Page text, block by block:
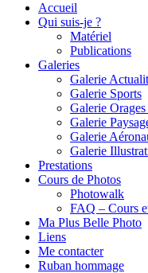
Accueil
Qui suis-je ?
Matériel
Publications
Galeries
Galerie
Galerie Sports
Galerie
Galerie
Galerie
Galerie
Prestations
Cours de Photos
Photowalk
FAQ – Cours
Ma Plus Belle Photo
Liens
Me contacter
Ruban hommage